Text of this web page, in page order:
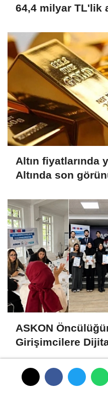
64,4 milyar TL'lik
Altın fiyatlarında
Altında son
ASKON
Girişimcilere
Tamamlandı